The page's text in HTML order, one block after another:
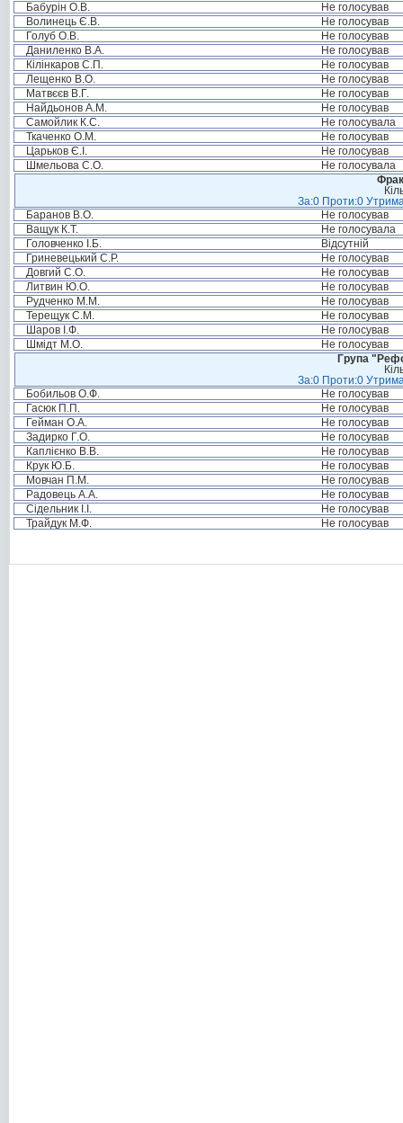
Бабурін О.В.
Не голосував
Волинець Є.В.
Не голосував
Голуб О.В.
Не голосував
Даниленко В.А.
Не голосував
Кілінкаров С.П.
Не голосував
Лещенко В.О.
Не голосував
Матвєєв В.Г.
Не голосував
Найдьонов А.М.
Не голосував
Самойлик К.С.
Не голосувала
Ткаченко О.М.
Не голосував
Царьков Є.І.
Не голосував
Шмельова С.О.
Не голосувала
За:0 Проти:0
Баранов В.О.
Не голосував
Ващук К.Т.
Не голосувала
Головченко І.Б.
Відсутній
Гриневецький С.Р.
Не голосував
Довгий С.О.
Не голосував
Литвин Ю.О.
Не голосував
Рудченко М.М.
Не голосував
Терещук С.М.
Не голосував
Шаров І.Ф.
Не голосував
Шмідт М.О.
Не голосував
Група
За:0 Проти:0
Бобильов О.Ф.
Не голосував
Гасюк П.П.
Не голосував
Гейман О.А.
Не голосував
Задирко Г.О.
Не голосував
Каплієнко В.В.
Не голосував
Крук Ю.Б.
Не голосував
Мовчан П.М.
Не голосував
Радовець А.А.
Не голосував
Сідельник І.І.
Не голосував
Трайдук М.Ф.
Не голосував